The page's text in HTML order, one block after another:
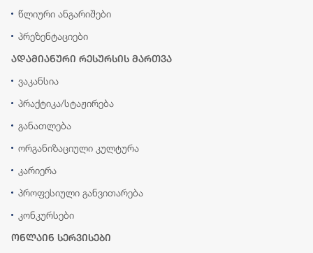
წლიური ანგარიშები
პრეზენტაციები
ადამიანური რესურსის მართვა
ვაკანსია
პრაქტიკა/სტაჟირება
განათლება
ორგანიზაციული კულტურა
კარიერა
პროფესიული განვითარება
კონკურსები
ონლაინ სერვისები